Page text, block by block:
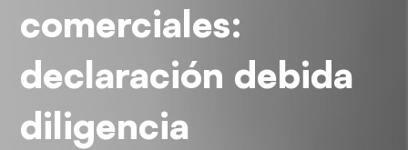
comerciales:
declaración debida
diligencia